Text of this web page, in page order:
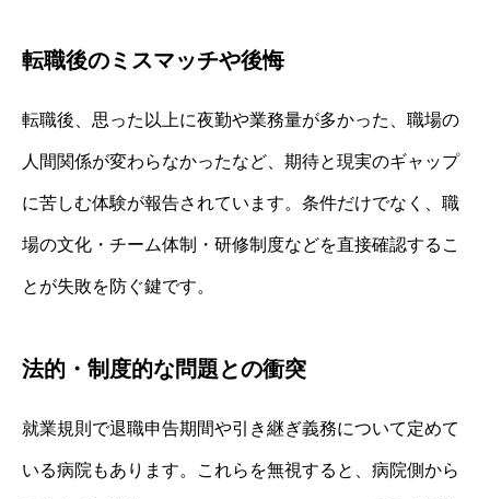
転職後のミスマッチや後悔
転職後、思った以上に夜勤や業務量が多かった、職場の
人間関係が変わらなかったなど、期待と現実のギャップ
に苦しむ体験が報告されています。条件だけでなく、職
場の文化・チーム体制・研修制度などを直接確認するこ
とが失敗を防ぐ鍵です。
法的・制度的な問題との衝突
就業規則で退職申告期間や引き継ぎ義務について定めて
いる病院もあります。これらを無視すると、病院側から